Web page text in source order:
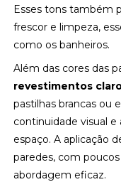
Esses tons também
frescor e limpeza,
como os banheiros.
Além das cores das
revestimentos
pastilhas brancas ou
continuidade visual e
espaço. A aplicação
paredes, com
abordagem eficaz.